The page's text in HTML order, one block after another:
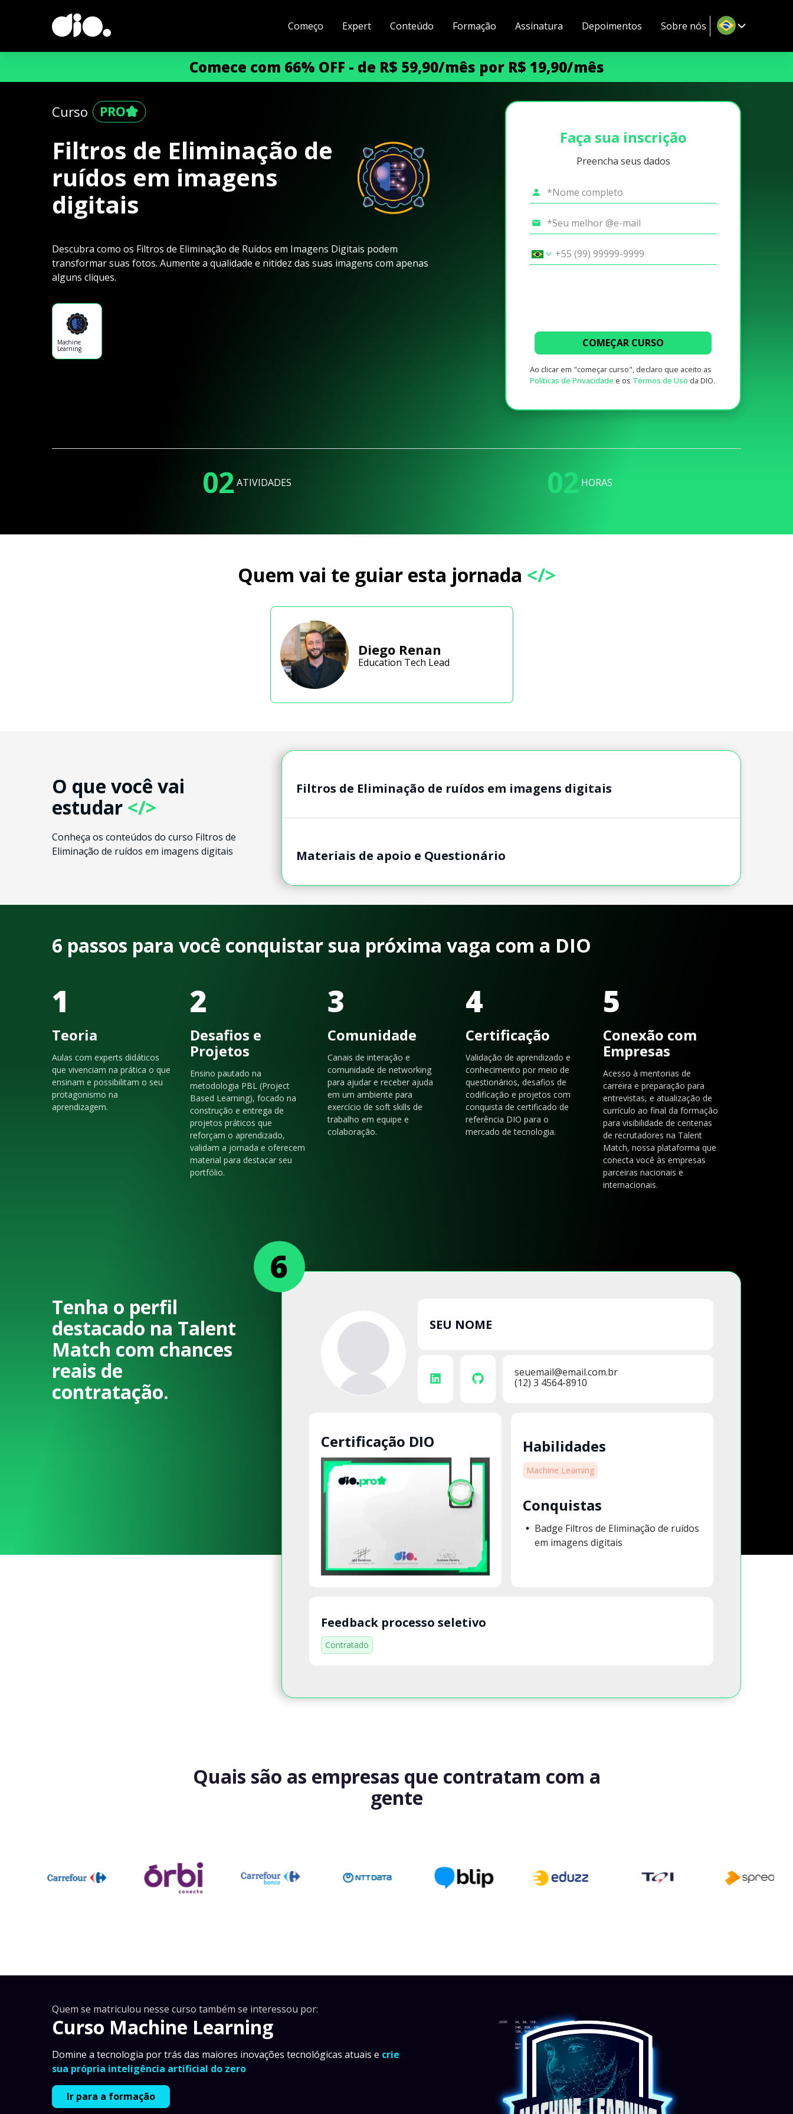
Começo Expert Conteúdo Formação Assinatura Depoimentos Sobre nós
Comece com 66% OFF - de R$ 59,90/mês por R$ 19,90/mês
Curso
Filtros de Eliminação de
ruídos em imagens
digitais
Descubra como os Filtros de Eliminação de Ruídos em Imagens Digitais podem
transformar suas fotos. Aumente a qualidade e nitidez das suas imagens com apenas
alguns cliques.
Machine
Learning
Faça sua inscrição
Preencha seus dados
COMEÇAR CURSO
Ao clicar em "começar curso", declaro que aceito as
Políticas de Privacidade e os Termos de Uso da DIO.
02 ATIVIDADES 02 HORAS
Quem vai te guiar esta jornada </>
Diego Renan
Education Tech Lead
O que você vai
estudar </>
Conheça os conteúdos do curso Filtros de
Eliminação de ruídos em imagens digitais
Filtros de Eliminação de ruídos em imagens digitais
Materiais de apoio e Questionário
6 passos para você conquistar sua próxima vaga com a DIO
1
Teoria
Aulas com experts didáticos
que vivenciam na prática o que
ensinam e possibilitam o seu
protagonismo na
aprendizagem.
2
Desafios e
Projetos
Ensino pautado na
metodologia PBL (Project
Based Learning), focado na
construção e entrega de
projetos práticos que
reforçam o aprendizado,
validam a jornada e oferecem
material para destacar seu
portfólio.
3
Comunidade
Canais de interação e
comunidade de networking
para ajudar e receber ajuda
em um ambiente para
exercício de soft skills de
trabalho em equipe e
colaboração.
4
Certificação
Validação de aprendizado e
conhecimento por meio de
questionários, desafios de
codificação e projetos com
conquista de certificado de
referência DIO para o
mercado de tecnologia.
5
Conexão com
Empresas
Acesso à mentorias de
carreira e preparação para
entrevistas, e atualização de
currículo ao final da formação
para visibilidade de centenas
de recrutadores na Talent
Match, nossa plataforma que
conecta você às empresas
parceiras nacionais e
internacionais.
Tenha o perfil
destacado na Talent
Match com chances
reais de
contratação.
SEU NOME
seuemail@email.com.br
(12) 3 4564-8910
Certificação DIO Habilidades
Machine Learning
Conquistas
Badge Filtros de Eliminação de ruídos
em imagens digitais
Feedback processo seletivo
Contratado
Quais são as empresas que contratam com a
gente
Quem se matriculou nesse curso também se interessou por:
Curso Machine Learning
Domine a tecnologia por trás das maiores inovações tecnológicas atuais e crie
sua própria inteligência artificial do zero
Ir para a formação